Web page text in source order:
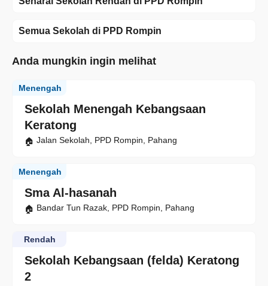
Semua Sekolah di PPD Rompin
Anda mungkin ingin melihat
Sekolah Menengah Kebangsaan
Keratong
Menengah
Jalan Sekolah, PPD Rompin, Pahang
Sma Al-hasanah
Menengah
Bandar Tun Razak, PPD Rompin, Pahang
Sekolah Kebangsaan (felda) Keratong
2
Rendah